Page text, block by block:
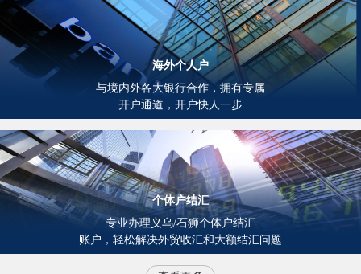
海外个人户
与境内外各大银行合作，拥有专属
开户通道，开户快人一步
个体户结汇
专业办理义乌/石狮个体户结汇
账户，轻松解决外贸收汇和大额结汇问题